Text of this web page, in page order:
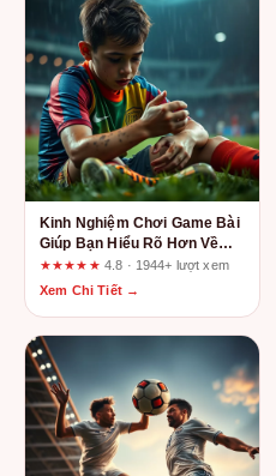
Kinh Nghiệm Chơi Game Bài
Giúp Bạn Hiểu Rõ Hơn Về
Poker Fun88.social
★★★★★ 4.8 · 1944+ lượt xem
Xem Chi Tiết →